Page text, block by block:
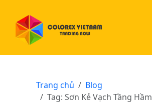
Trang chủ
Blog
Tag: Sơn Kẻ Vạch Tầng Hầm